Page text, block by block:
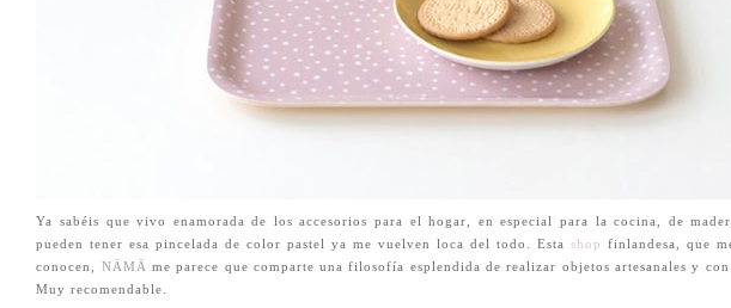
Ya sabéis que vivo enamorada de los accesorios para el hogar, en especial para la cocina, de
pueden tener esa pincelada de color pastel ya me vuelven loca del todo. Estashop
finlandesa, que
conocen, NÄMÄ me parece que comparte una filosofía esplendida de realizar objetos artesanales y con
Muy recomendable.